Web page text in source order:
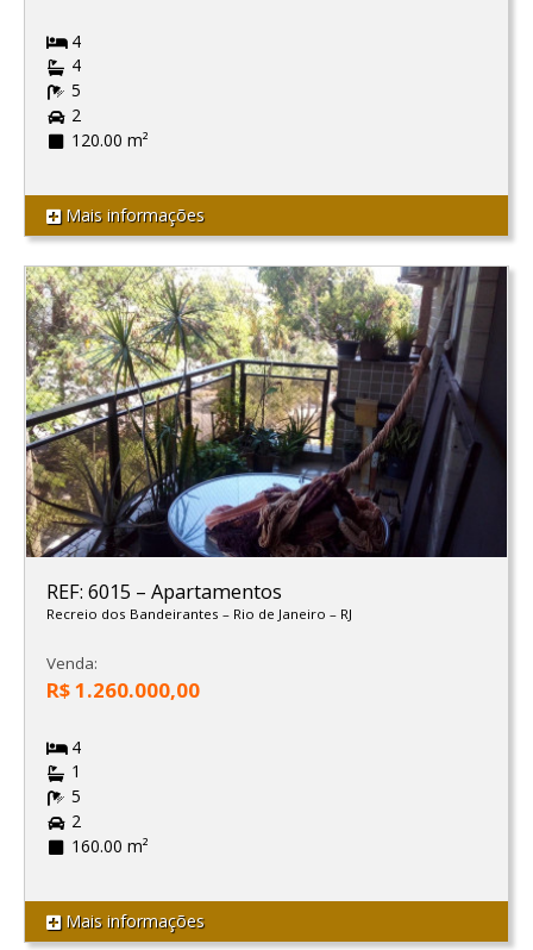
4
4
5
2
120.00 m²
Mais informações
REF: 6015 – Apartamentos
Recreio dos Bandeirantes – Rio de Janeiro – RJ
Venda:
R$ 1.260.000,00
4
1
5
2
160.00 m²
Mais informações